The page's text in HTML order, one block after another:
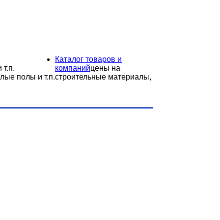
т.п.
полы и т.п.
Каталог товаров и
компанийцены на
строительные материалы,